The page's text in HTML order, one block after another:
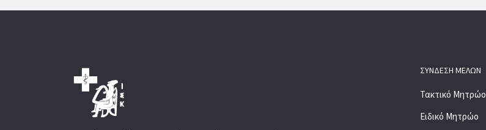
ΣΎΝΔΕΣΗ ΜΕΛΏΝ
Τακτικό Μητρώο
Ειδικό Μητρώο